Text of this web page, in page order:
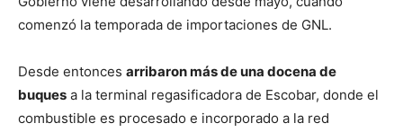
comenzó la temporada de importaciones de GNL.
Desde entonces arribaron más de una docena de
buques a la terminal regasificadora de Escobar, donde el
combustible es procesado e incorporado a la red